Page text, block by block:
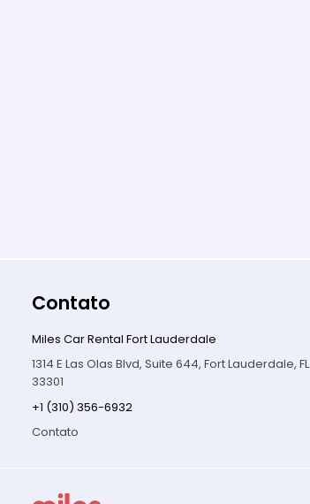
Contato
Miles Car Rental Fort Lauderdale
1314 E Las Olas Blvd, Suite 644, Fort Lauderdale, FL
33301
+1 (310) 356-6932
Contato